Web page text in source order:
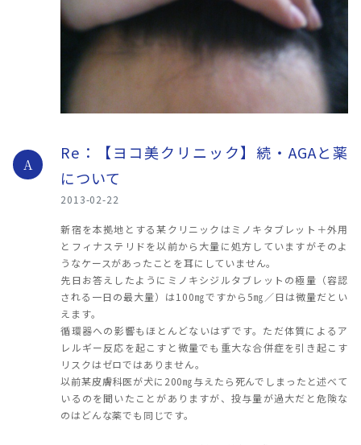
A
Re：【ヨコ美クリニック】続・AGAと薬
について
2013-02-22
新宿を本拠地とする某クリニックはミノキタブレット＋外用
とフィナステリドを以前から大量に処方していますがそのよ
うなケースがあったことを耳にしていません。
先日お答えしたようにミノキシジルタブレットの極量（容認
される一日の最大量）は100㎎ですから5㎎／日は微量だとい
えます。
循環器への影響もほとんどないはずです。ただ体質によるア
レルギー反応を起こすと微量でも重大な合併症を引き起こす
リスクはゼロではありません。
以前某皮膚科医が犬に200㎎与えたら死んでしまったと述べて
いるのを聞いたことがありますが、投与量が過大だと危険な
のはどんな薬でも同じです。